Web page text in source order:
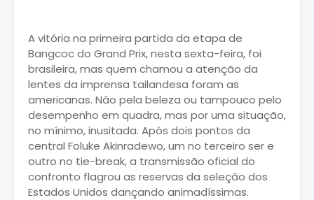
A vitória na primeira partida da etapa de
Bangcoc do Grand Prix, nesta sexta-feira, foi
brasileira, mas quem chamou a atenção da
lentes da imprensa tailandesa foram as
americanas. Não pela beleza ou tampouco pelo
desempenho em quadra, mas por uma situação,
no mínimo, inusitada. Após dois pontos da
central Foluke Akinradewo, um no terceiro ser e
outro no tie-break, a transmissão oficial do
confronto flagrou as reservas da seleção dos
Estados Unidos dançando animadíssimas.